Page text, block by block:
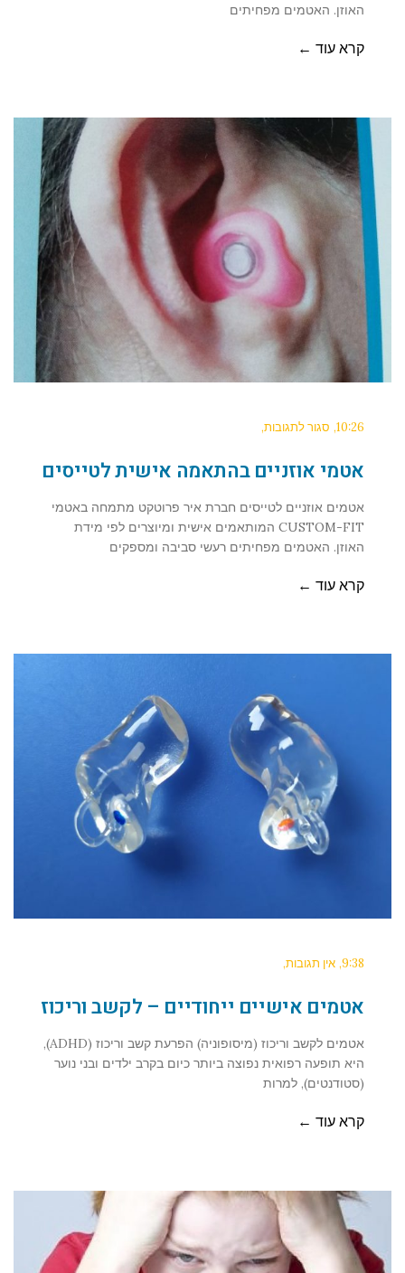
האוזן. האטמים מפחיתים
קרא עוד ←
10:26 סגור לתגובות
אטמי אוזניים בהתאמה אישית לטייסים
אטמים אוזניים לטייסים חברת איר פרוטקט מתמחה באטמי
CUSTOM-FIT המותאמים אישית ומיוצרים לפי מידת
האוזן. האטמים מפחיתים רעשי סביבה ומספקים
קרא עוד ←
9:38 אין תגובות
אטמים אישיים ייחודיים – לקשב וריכוז
אטמים לקשב וריכוז (מיסופוניה) הפרעת קשב וריכוז (ADHD),
היא תופעה רפואית נפוצה ביותר כיום בקרב ילדים ובני נוער
(סטודנטים), למרות
קרא עוד ←